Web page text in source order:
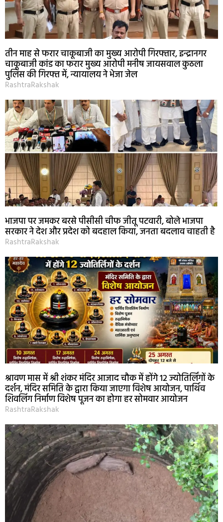
तीन माह से फरार चाकूबाजी का मुख्य आरोपी गिरफ्तार, इन्द्रानगर
चाकूबाजी कांड का फरार मुख्य आरोपी मनीष जायसवाल कुठला
पुलिस की गिरफ्त में, न्यायालय ने भेजा जेल
RashtraRakshak
भाजपा पर जमकर बरसे पीसीसी चीफ जीतू पटवारी, बोले भाजपा
सरकार ने देश और प्रदेश को बदहाल किया, जनता बदलाव चाहती है
RashtraRakshak
श्रावण मास में श्री शंकर मंदिर आजाद चौक में होंगे 12 ज्योतिर्लिंगों के
दर्शन, मंदिर समिति के द्वारा किया जाएगा विशेष आयोजन, पार्थिव
शिवलिंग निर्माण विशेष पूजन का होगा हर सोमवार आयोजन
RashtraRakshak